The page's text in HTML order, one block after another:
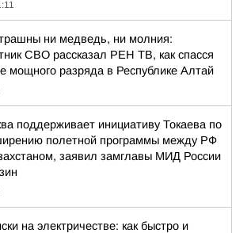
ни медведь, ни молния:
СВО рассказал РЕН ТВ, как спасся
мощного разряда в Республике Алтай
поддерживает инициативу Токаева по
полетной программы между РФ
заявил замглавы МИД России
на электричестве: как быстро и